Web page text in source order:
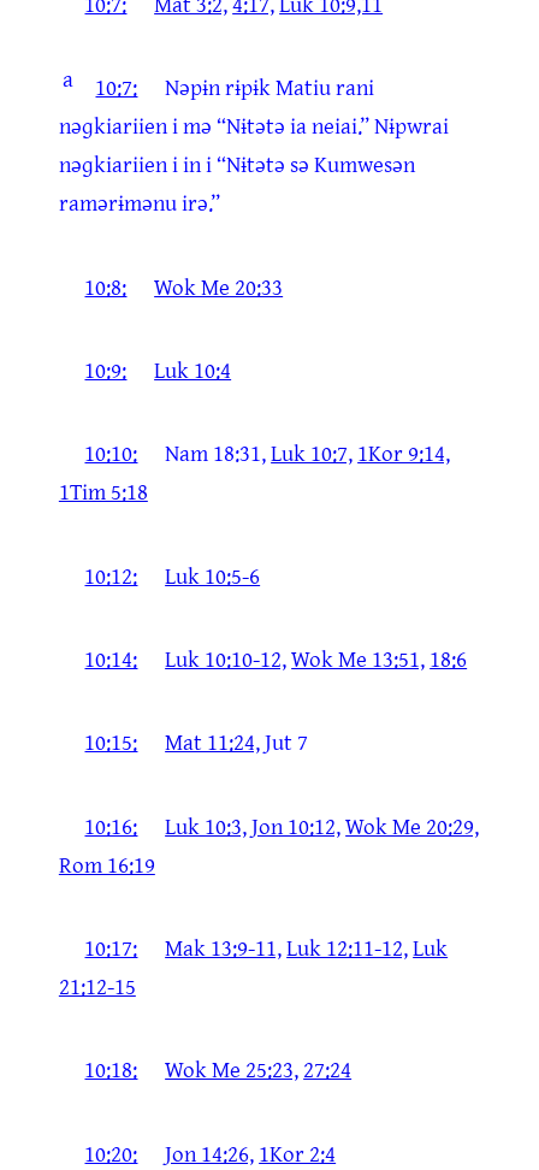
a 10:7:
Nəpɨn rɨpɨk Matiu rani
nəɡkiariien i mə “Nɨtətə ia neiai.” Nɨpwrai
nəɡkiariien i in i “Nɨtətə sə Kumwesən
ramərɨmənu irə.”
10:8: Wok Me 20:33
10:9: Luk 10:4
10:10: Nam 18:31,Luk 10:7,1Kor 9:14,
1Tim 5:18
10:12: Luk 10:5-6
10:14: Luk 10:10-12,Wok Me 13:51,18:6
10:15: Mat 11:24,Jut 7
10:16: Luk 10:3,Jon 10:12,Wok Me 20:29,
Rom 16:19
10:17: Mak 13:9-11,Luk 12:11-12,Luk
21:12-15
10:18: Wok Me 25:23,27:24
10:20: Jon 14:26,1Kor 2:4